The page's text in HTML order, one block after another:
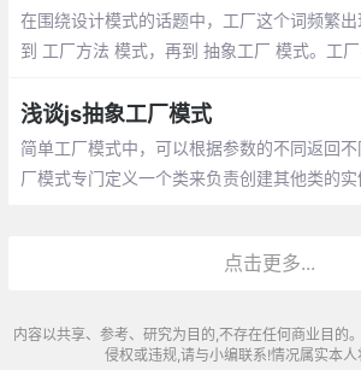
集中起来进行管理，用来创建复合对象
在围绕设计模式的话题中，工厂这个词频繁
到 工厂方法 模式，再到 抽象工厂 模式。工
建型模式
浅谈js抽象工厂模式
简单工厂模式中，可以根据参数的不同返回
厂模式专门定义一个类来负责创建其他类的
点击更多...
内容以共享、参考、研究为目的,不存在任何商业目的
侵权或违规,请与小编联系!情况属实本人